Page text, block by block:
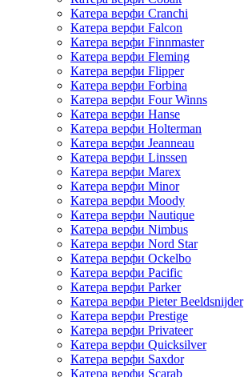
Катера верфи Cranchi
Катера верфи Falcon
Катера верфи Finnmaster
Катера верфи Fleming
Катера верфи Flipper
Катера верфи Forbina
Катера верфи Four Winns
Катера верфи Hanse
Катера верфи Holterman
Катера верфи Jeanneau
Катера верфи Linssen
Катера верфи Marex
Катера верфи Minor
Катера верфи Moody
Катера верфи Nautique
Катера верфи Nimbus
Катера верфи Nord Star
Катера верфи Ockelbo
Катера верфи Pacific
Катера верфи Parker
Катера верфи Pieter Beeldsnijder
Катера верфи Prestige
Катера верфи Privateer
Катера верфи Quicksilver
Катера верфи Saxdor
Катера верфи Scarab